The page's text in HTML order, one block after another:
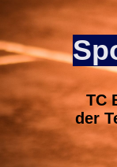
TC
der